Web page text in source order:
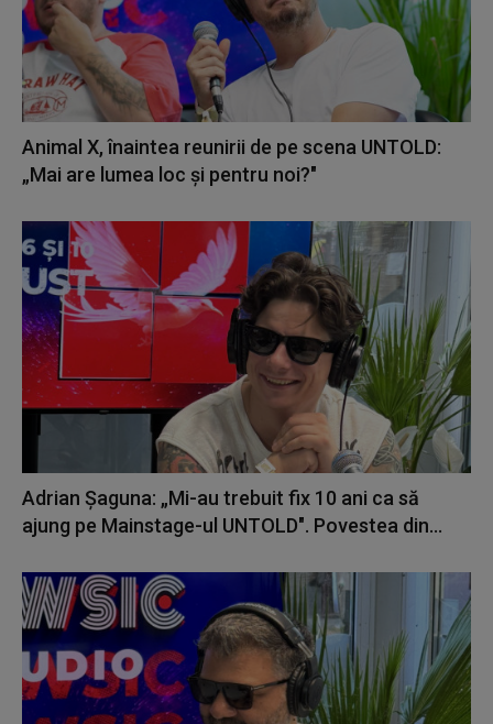
Animal X, înaintea reunirii de pe scena UNTOLD:
„Mai are lumea loc și pentru noi?"
Adrian Șaguna: „Mi-au trebuit fix 10 ani ca să
ajung pe Mainstage-ul UNTOLD". Povestea din...